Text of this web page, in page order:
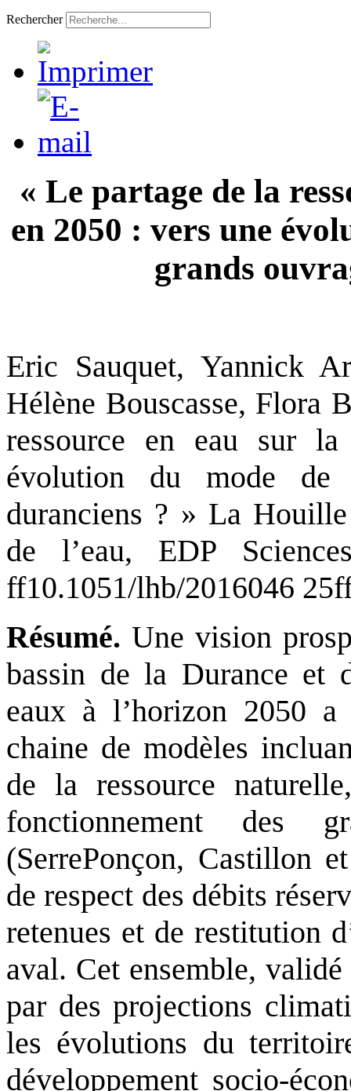
Rechercher
« Le partage de la
en 2050 : vers une
grands
Eric Sauquet, Yannick
Hélène Bouscasse, Flora
ressource en eau sur
évolution du mode de
duranciens ? » La
de l’eau, EDP
ff10.1051/lhb/2016046
Résumé. Une vision
bassin de la Durance et
eaux à l’horizon 2050 a
chaine de modèles
de la ressource
fonctionnement des
(SerrePonçon, Castillon
de respect des débits
retenues et de restitution
aval. Cet ensemble,
par des projections
les évolutions du
développement socio-